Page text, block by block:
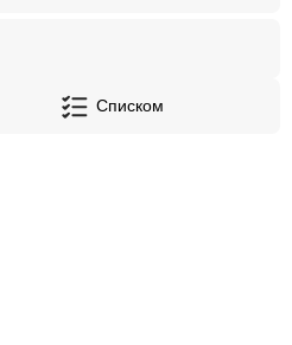
Списком